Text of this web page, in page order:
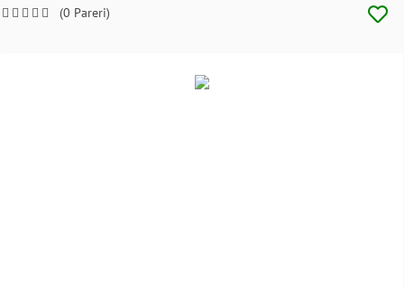
(0 Pareri)